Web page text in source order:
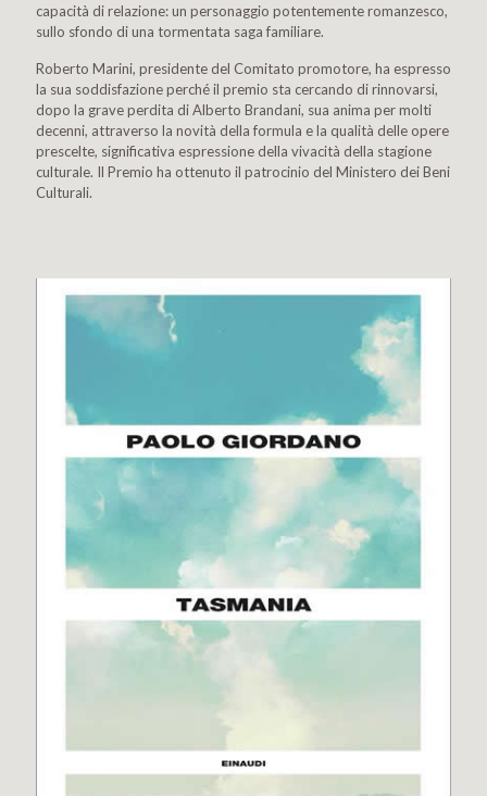
capacità di relazione: un personaggio potentemente romanzesco,
sullo sfondo di una tormentata saga familiare.
Roberto Marini, presidente del Comitato promotore, ha espresso
la sua soddisfazione perché il premio sta cercando di rinnovarsi,
dopo la grave perdita di Alberto Brandani, sua anima per molti
decenni, attraverso la novità della formula e la qualità delle opere
prescelte, significativa espressione della vivacità della stagione
culturale. Il Premio ha ottenuto il patrocinio del Ministero dei Beni
Culturali.